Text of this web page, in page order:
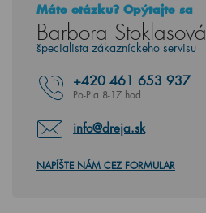
Máte otázku? Opýtajte sa
Barbora Stoklasová
špecialista zákazníckeho servisu
+420 461 653 937
Po-Pia 8-17 hod
info@dreja.sk
NAPÍŠTE NÁM CEZ FORMULAR